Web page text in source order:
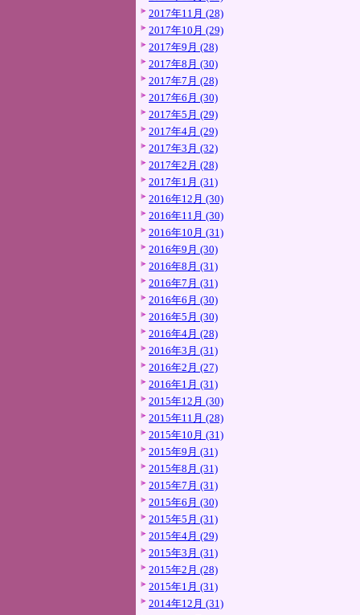
2017年11月 (28)
2017年10月 (29)
2017年9月 (28)
2017年8月 (30)
2017年7月 (28)
2017年6月 (30)
2017年5月 (29)
2017年4月 (29)
2017年3月 (32)
2017年2月 (28)
2017年1月 (31)
2016年12月 (30)
2016年11月 (30)
2016年10月 (31)
2016年9月 (30)
2016年8月 (31)
2016年7月 (31)
2016年6月 (30)
2016年5月 (30)
2016年4月 (28)
2016年3月 (31)
2016年2月 (27)
2016年1月 (31)
2015年12月 (30)
2015年11月 (28)
2015年10月 (31)
2015年9月 (31)
2015年8月 (31)
2015年7月 (31)
2015年6月 (30)
2015年5月 (31)
2015年4月 (29)
2015年3月 (31)
2015年2月 (28)
2015年1月 (31)
2014年12月 (31)